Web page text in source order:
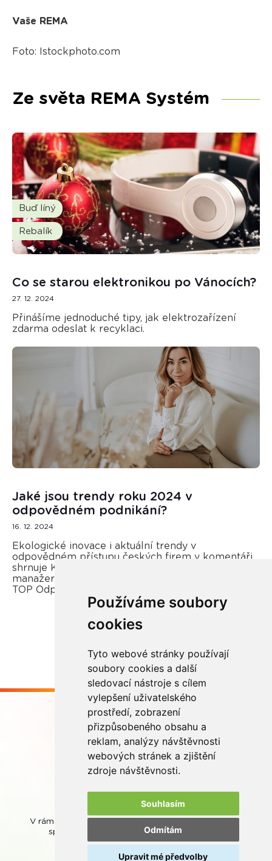
Používáme soubory
cookies
Tyto webové stránky používají
soubory cookies a další
sledovací nástroje s cílem
vylepšení uživatelského
prostředí, zobrazení
přizpůsobeného obsahu a
reklam, analýzy návštěvnosti
webových stránek a zjištění
zdroje návštěvnosti.
Souhlasím
Odmítám
Upravit mé předvolby
Vaše REMA
Foto: Istockphoto.com
Ze světa REMA Systém
Buď líný
Rebalík
Co se starou elektronikou po Vánocích?
27. 12. 2024
Přinášíme jednoduché tipy, jak elektrozařízení
zdarma odeslat k recyklaci.
Jaké jsou trendy roku 2024 v
odpovědném podnikání?
16. 12. 2024
Ekologické inovace i aktuální trendy v
odpovědném přístupu českých firem v komentáři
shrnuje Kateřina Opletal Průchová, regionální
manažerka REMA Systém a porotkyně soutěže
TOP Odpovědná firma.
Buďme ve spojení
© REMA Systém Nastavení cookies
V rámci zpětného odběru odpadních přenosných baterií
spolupracujeme se společnostíREMA Battery